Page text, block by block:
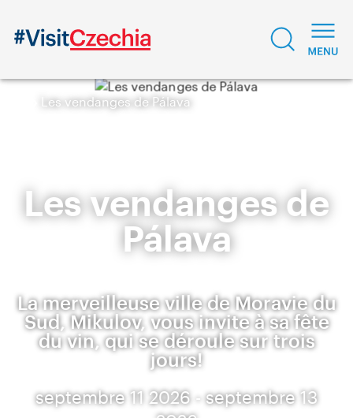
Les vendanges de Pálava
Les vendanges de
Pálava
La merveilleuse ville de Moravie du
Sud, Mikulov, vous invite à sa fête
du vin, qui se déroule sur trois
jours!
septembre 11 2026 - septembre 13